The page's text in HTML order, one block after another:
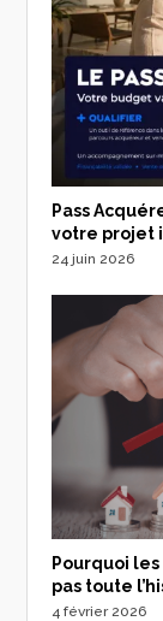
Pass
votre projet
24 juin 2026
Pourquoi
pas toute
4 février 2026